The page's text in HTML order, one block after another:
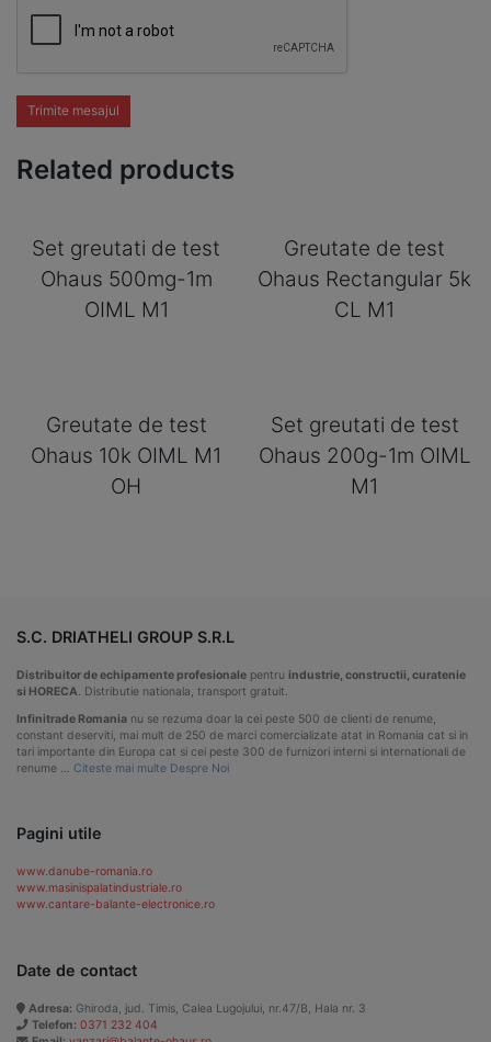
Trimite mesajul
Related products
Set greutati de test
Ohaus 500mg-1m
OIML M1
Greutate de test
Ohaus Rectangular 5k
CL M1
Greutate de test
Ohaus 10k OIML M1
OH
Set greutati de test
Ohaus 200g-1m OIML
M1
S.C. DRIATHELI GROUP S.R.L
Distribuitor de echipamente profesionale pentru industrie, constructii, curatenie
si HORECA . Distributie nationala, transport gratuit.
Infinitrade Romania nu se rezuma doar la cei peste 500 de clienti de renume,
constant deserviti, mai mult de 250 de marci comercializate atat in Romania cat si in
tari importante din Europa cat si cei peste 300 de furnizori interni si internationali de
renume … Citeste mai multe Despre Noi
Pagini utile
www.danube-romania.ro
www.masinispalatindustriale.ro
www.cantare-balante-electronice.ro
Date de contact
Adresa: Ghiroda, jud. Timis, Calea Lugojului, nr.47/B, Hala nr. 3
Telefon: 0371 232 404